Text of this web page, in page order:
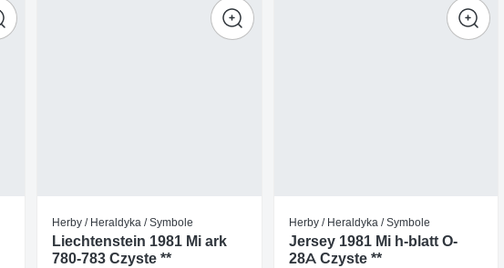
Herby / Heraldyka / Symbole
Liechtenstein 1981 Mi ark
780-783 Czyste **
Herby / Heraldyka / Symbole
Jersey 1981 Mi h-blatt O-
28A Czyste **